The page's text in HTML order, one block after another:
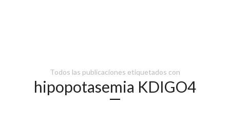
Todos las publicaciones etiquetados con
hipopotasemia KDIGO4